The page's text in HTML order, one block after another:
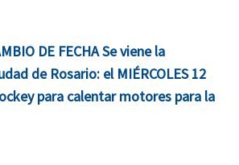
DE FECHA Se viene la
de Rosario: el MIÉRCOLES 12
para calentar motores para la